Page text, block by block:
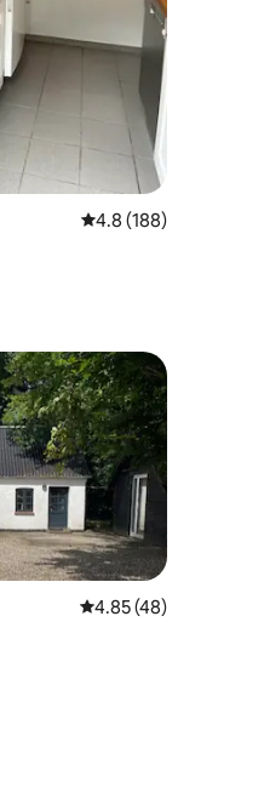
從 188 則評價中獲得
4.8 (188)
從 48 則評價中獲得
4.85 (48)